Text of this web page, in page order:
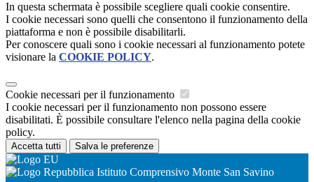
In questa schermata è possibile scegliere quali cookie consentire.
I cookie necessari sono quelli che consentono il funzionamento della
piattaforma e non è possibile disabilitarli.
Per conoscere quali sono i cookie necessari al funzionamento potete
visionare la COOKIE POLICY.
Cookie necessari per il funzionamento
I cookie necessari per il funzionamento non possono essere
disabilitati. È possibile consultare l'elenco nella pagina della cookie
policy.
Accetta tutti Salva le preferenze
Istituto Comprensivo Monte San Savino